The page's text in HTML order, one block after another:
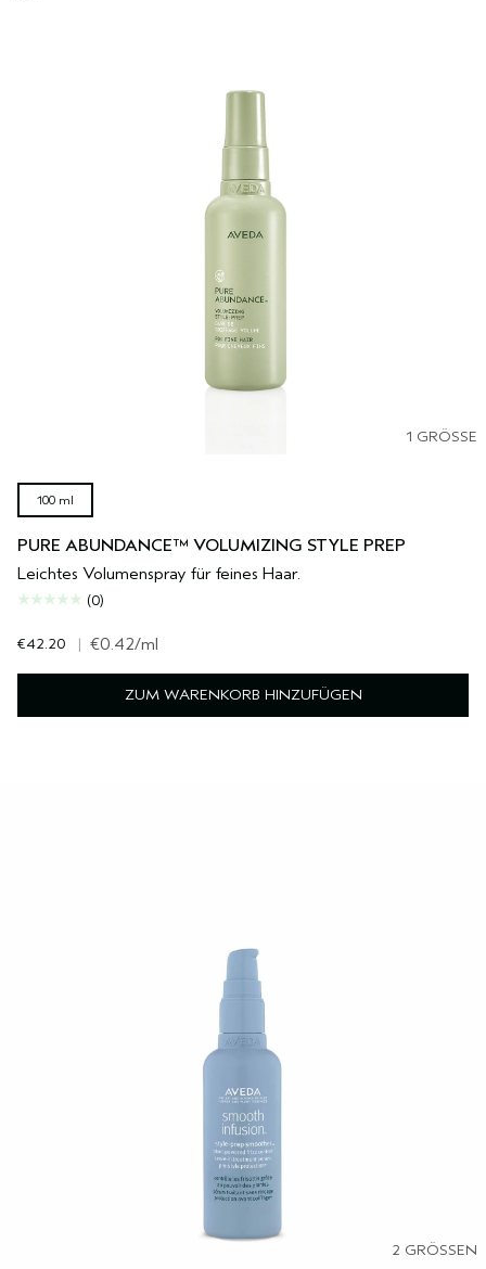
1 GRÖSSE
100 ml
PURE ABUNDANCE™ VOLUMIZING STYLE PREP
Leichtes Volumenspray für feines Haar.
(0)
€42.20 | €0.42/ml
ZUM WARENKORB HINZUFÜGEN
2 GRÖSSEN